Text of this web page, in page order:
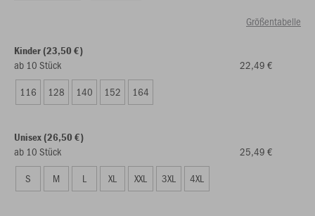
Größentabelle
Kinder (23,50 €)
ab 10 Stück
22,49 €
116
128 140 152 164
Unisex (26,50 €)
ab 10 Stück
25,49 €
S
M L XL XXL 3XL 4XL